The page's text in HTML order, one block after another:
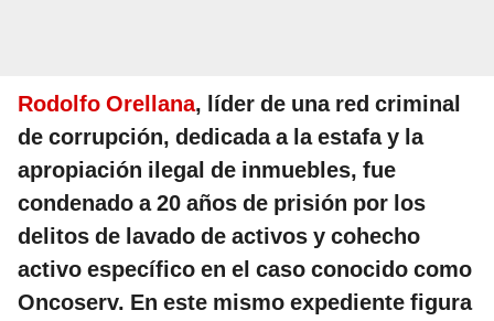
Rodolfo Orellana, líder de una red criminal
de corrupción, dedicada a la estafa y la
apropiación ilegal de inmuebles, fue
condenado a 20 años de prisión por los
delitos de lavado de activos y cohecho
activo específico en el caso conocido como
Oncoserv. En este mismo expediente figura